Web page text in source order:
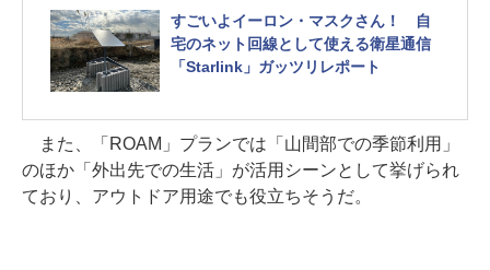
すごいよイーロン・マスクさん！ 自
宅のネット回線として使える衛星通信
「Starlink」ガッツリレポート
また、「ROAM」プランでは「山間部での季節利用」
のほか「外出先での生活」が活用シーンとして挙げられ
ており、アウトドア用途でも役立ちそうだ。